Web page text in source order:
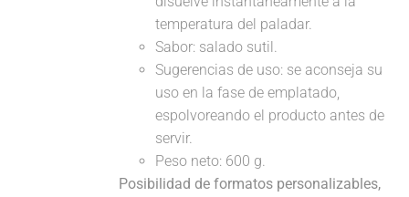
temperatura del paladar.
Sabor: salado sutil.
Sugerencias de uso: se aconseja su
uso en la fase de emplatado,
espolvoreando el producto antes de
servir.
Peso neto: 600 g.
Posibilidad de formatos personalizables,